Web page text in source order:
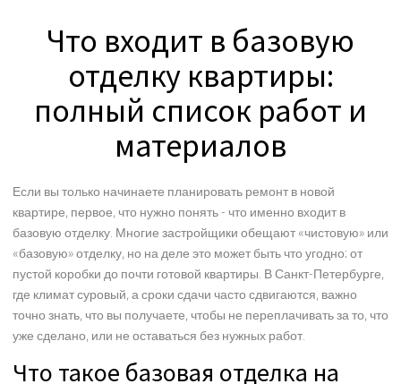
Что входит в базовую
отделку квартиры:
полный список работ и
материалов
Если вы только начинаете планировать ремонт в новой
квартире, первое, что нужно понять - что именно входит в
базовую отделку. Многие застройщики обещают «чистовую» или
«базовую» отделку, но на деле это может быть что угодно: от
пустой коробки до почти готовой квартиры. В Санкт-Петербурге,
где климат суровый, а сроки сдачи часто сдвигаются, важно
точно знать, что вы получаете, чтобы не переплачивать за то, что
уже сделано, или не оставаться без нужных работ.
Что такое базовая отделка на